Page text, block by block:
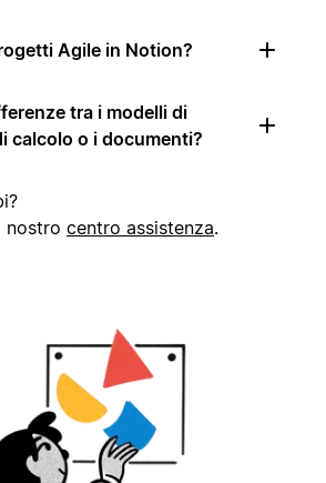
Agile in Notion?
tra i modelli di
calcolo o i documenti?
nostro centro assistenza.